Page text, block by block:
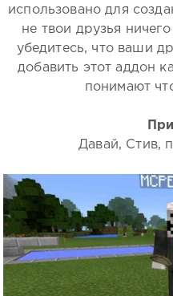
использовано для
не твои друзья
убедитесь, что ваши
добавить этот аддон
понимают
Давай, Стив,